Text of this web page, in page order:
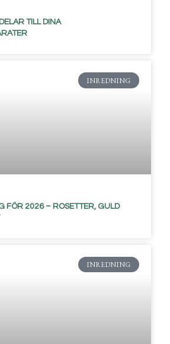
TILL DINA
INREDNING
FÖR 2026 – ROSETTER, GULD
INREDNING